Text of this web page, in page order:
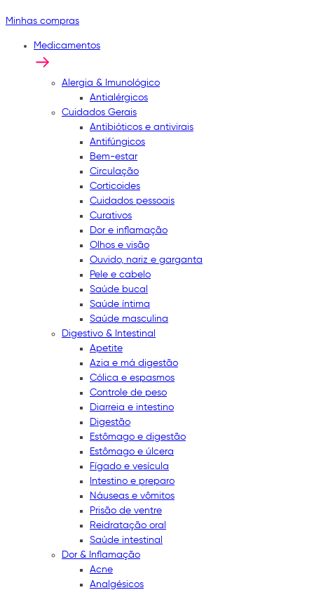
Minhas compras
Medicamentos
Alergia & Imunológico
Antialérgicos
Cuidados Gerais
Antibióticos e antivirais
Antifúngicos
Bem-estar
Circulação
Corticoides
Cuidados pessoais
Curativos
Dor e inflamação
Olhos e visão
Ouvido, nariz e garganta
Pele e cabelo
Saúde bucal
Saúde íntima
Saúde masculina
Digestivo & Intestinal
Apetite
Azia e má digestão
Cólica e espasmos
Controle de peso
Diarreia e intestino
Digestão
Estômago e digestão
Estômago e úlcera
Fígado e vesícula
Intestino e preparo
Náuseas e vômitos
Prisão de ventre
Reidratação oral
Saúde intestinal
Dor & Inflamação
Acne
Analgésicos